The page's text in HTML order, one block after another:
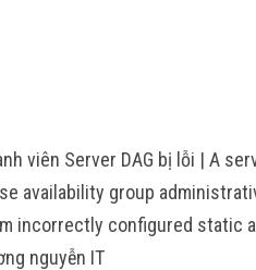
viên Server DAG bị lỗi | A
availability group
incorrectly configured static
nguyễn IT